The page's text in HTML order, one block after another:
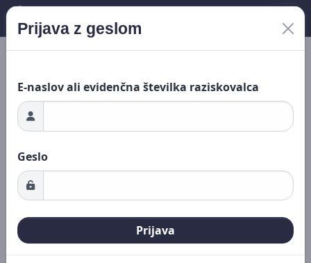
Nalaganje ...
Prijava z geslom
E-naslov ali evidenčna številka raziskovalca
Geslo
Prijava